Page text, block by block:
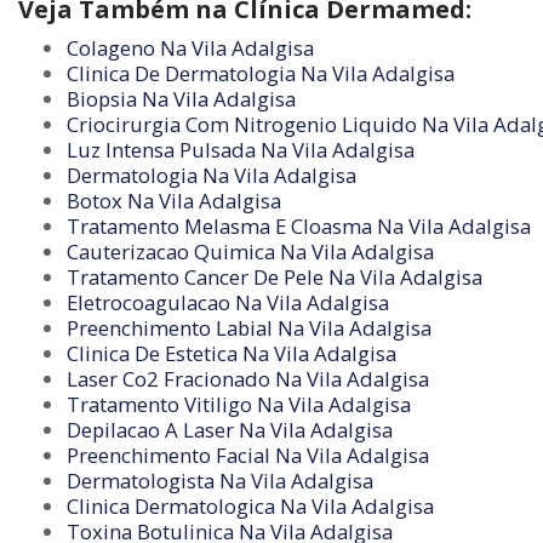
Veja Também na Clínica Dermamed:
Colageno Na Vila Adalgisa
Clinica De Dermatologia Na Vila Adalgisa
Biopsia Na Vila Adalgisa
Criocirurgia Com Nitrogenio Liquido Na Vila
Luz Intensa Pulsada Na Vila Adalgisa
Dermatologia Na Vila Adalgisa
Botox Na Vila Adalgisa
Tratamento Melasma E Cloasma Na Vila Adalgisa
Cauterizacao Quimica Na Vila Adalgisa
Tratamento Cancer De Pele Na Vila Adalgisa
Eletrocoagulacao Na Vila Adalgisa
Preenchimento Labial Na Vila Adalgisa
Clinica De Estetica Na Vila Adalgisa
Laser Co2 Fracionado Na Vila Adalgisa
Tratamento Vitiligo Na Vila Adalgisa
Depilacao A Laser Na Vila Adalgisa
Preenchimento Facial Na Vila Adalgisa
Dermatologista Na Vila Adalgisa
Clinica Dermatologica Na Vila Adalgisa
Toxina Botulinica Na Vila Adalgisa